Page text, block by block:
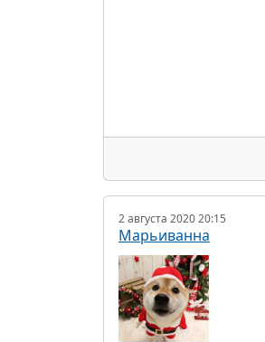
2 августа 2020 20:15
Марьиванна